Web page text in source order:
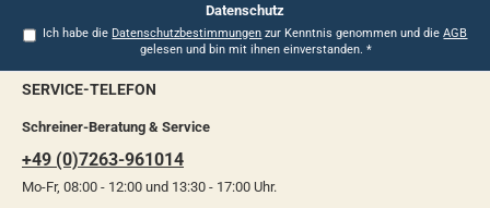
Datenschutz
Ich habe die Datenschutzbestimmungen zur Kenntnis genommen und dieAGB
gelesen und bin mit ihnen einverstanden. *
SERVICE-TELEFON
Schreiner-Beratung & Service
+49 (0)7263-961014
Mo-Fr, 08:00 - 12:00 und 13:30 - 17:00 Uhr.